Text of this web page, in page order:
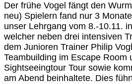
Der frühe Vogel fängt den
neu) Spielern fand nur 3
unser Lehrgang vom 8.-10.11.
welcher neben drei intensiven
dem Junioren Trainer Philip
Teambuilding im Escape Room
Sightseeingtour Tour sowie
am Abend beinhaltete. Dies